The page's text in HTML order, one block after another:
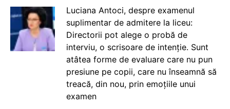
Luciana Antoci, despre examenul
suplimentar de admitere la liceu:
Directorii pot alege o probă de
interviu, o scrisoare de intenție. Sunt
atâtea forme de evaluare care nu pun
presiune pe copii, care nu înseamnă să
treacă, din nou, prin emoțiile unui
examen